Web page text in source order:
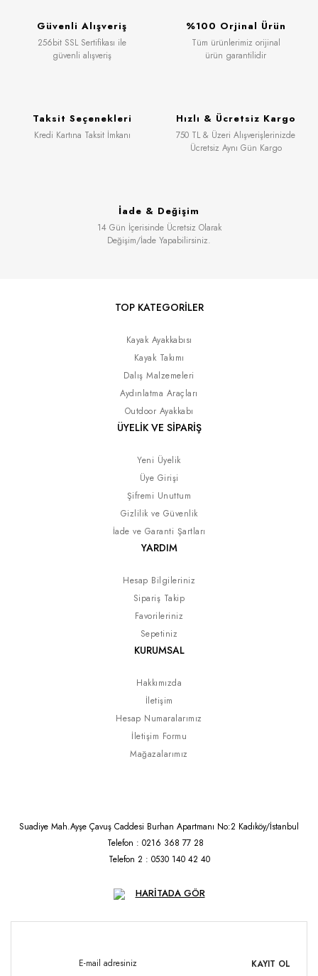
Güvenli Alışveriş
256bit SSL Sertifikası ile
güvenli alışveriş
%100 Orjinal Ürün
Tüm ürünlerimiz orijinal
ürün garantilidir
Taksit Seçenekleri
Kredi Kartına Taksit İmkanı
Hızlı & Ücretsiz Kargo
750 TL & Üzeri Alışverişlerinizde
Ücretsiz Aynı Gün Kargo
İade & Değişim
14 Gün İçerisinde Ücretsiz Olarak
Değişim/İade Yapabilirsiniz.
TOP KATEGORİLER
Kayak Ayakkabısı
Kayak Takımı
Dalış Malzemeleri
Aydınlatma Araçları
Outdoor Ayakkabı
ÜYELİK VE SİPARİŞ
Yeni Üyelik
Üye Girişi
Şifremi Unuttum
Gizlilik ve Güvenlik
İade ve Garanti Şartları
YARDIM
Hesap Bilgileriniz
Sipariş Takip
Favorileriniz
Sepetiniz
KURUMSAL
Hakkımızda
İletişim
Hesap Numaralarımız
İletişim Formu
Mağazalarımız
Suadiye Mah.Ayşe Çavuş Caddesi Burhan Apartmanı No:2 Kadıköy/İstanbul
Telefon : 0216 368 77 28
Telefon 2 : 0530 140 42 40
HARİTADA GÖR
KAYIT OL